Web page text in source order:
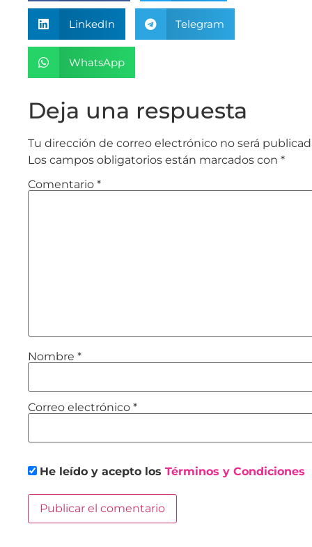
LinkedIn Telegram
WhatsApp
Deja una respuesta
Tu dirección de correo electrónico no será
Los campos obligatorios están marcados con *
Comentario *
Nombre *
Correo electrónico *
He leído y acepto los Términos y Condiciones